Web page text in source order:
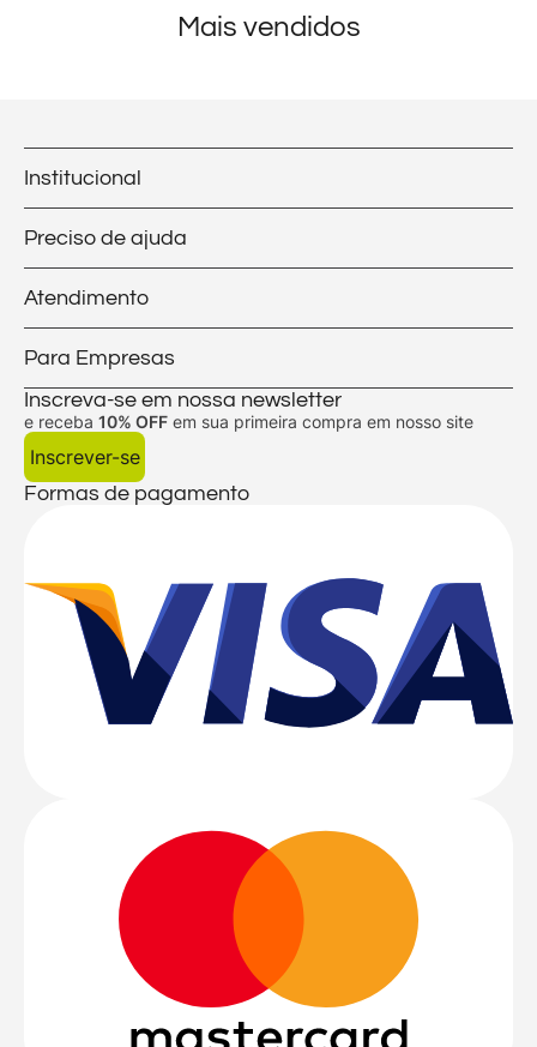
Mais vendidos
Institucional
Preciso de ajuda
Atendimento
Para Empresas
Inscreva-se em nossa newsletter
e receba 10% OFF em sua primeira compra em nosso site
Inscrever-se
Formas de pagamento